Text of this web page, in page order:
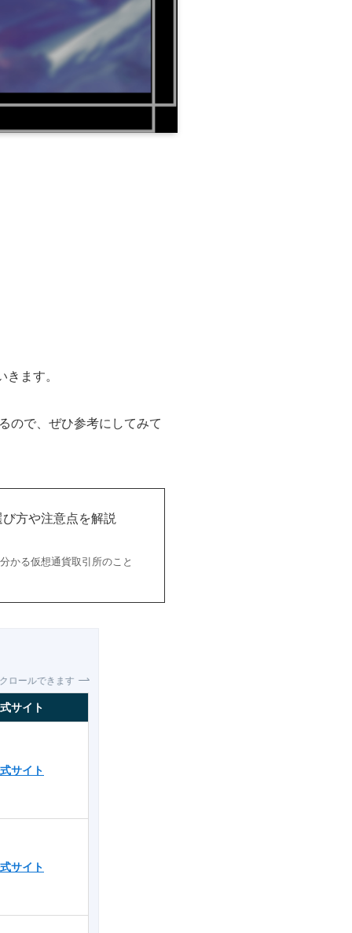
ます。
ので、ぜひ参考にしてみて
方や注意点を解説
かる仮想通貨取引所のこと
ロールできます
サイト
サイト
サイト